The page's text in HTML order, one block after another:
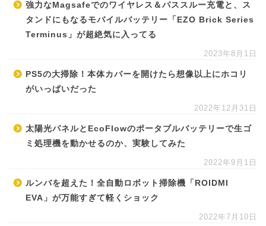
強力なMagsafeでのワイヤレス＆パススルー充電と、ス
タンドにもなるモバイルバッテリー「EZO Brick Series
Terminus」が超絶気に入ってる
2023年8月1日
PS5の大掃除！本体カバーを開けたら想像以上にホコリ
がいっぱいだった
2022年12月31日
太陽光パネルとEcoFlowのポータブルバッテリーで生ゴ
ミ処理機を動かせるのか、実験してみた
2022年9月1日
ルンバを超えた！全自動ロボット掃除機「ROIDMI
EVA」が万能すぎて軽くショック
2022年7月10日